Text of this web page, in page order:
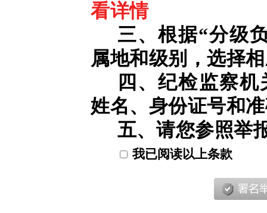
看详情
三、根据“分级
属地和级别，选择
四、纪检监察
姓名、身份证号和
五、请您参照举
我已阅读以上条款